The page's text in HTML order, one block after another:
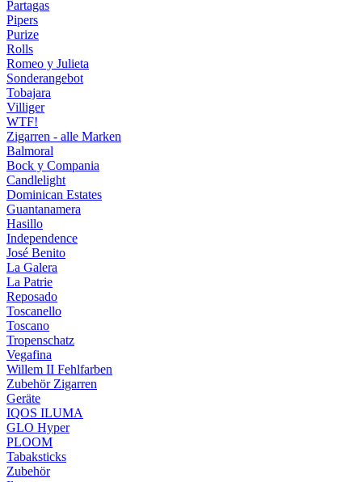
Partagas
Pipers
Purize
Rolls
Romeo y Julieta
Sonderangebot
Tobajara
Villiger
WTF!
Zigarren - alle Marken
Balmoral
Bock y Compania
Candlelight
Dominican Estates
Guantanamera
Hasillo
Independence
José Benito
La Galera
La Patrie
Reposado
Toscanello
Toscano
Tropenschatz
Vegafina
Willem II Fehlfarben
Zubehör Zigarren
Geräte
IQOS ILUMA
GLO Hyper
PLOOM
Tabaksticks
Zubehör